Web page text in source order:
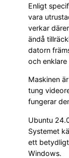
Enligt
vara
verkar
ändå
datorn
och
Maskinen
tung
fungerar
Ubuntu
Systemet
ett
Windows.